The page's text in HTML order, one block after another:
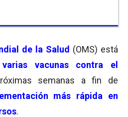
de la Salud (OMS) está
varias vacunas contra el
semanas a fin de
más rápida en
.